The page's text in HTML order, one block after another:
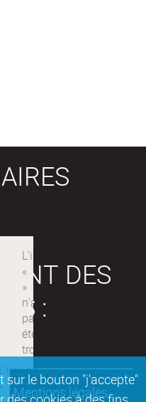
sur le bouton "j'accepte"
DES
:
Mentions légales